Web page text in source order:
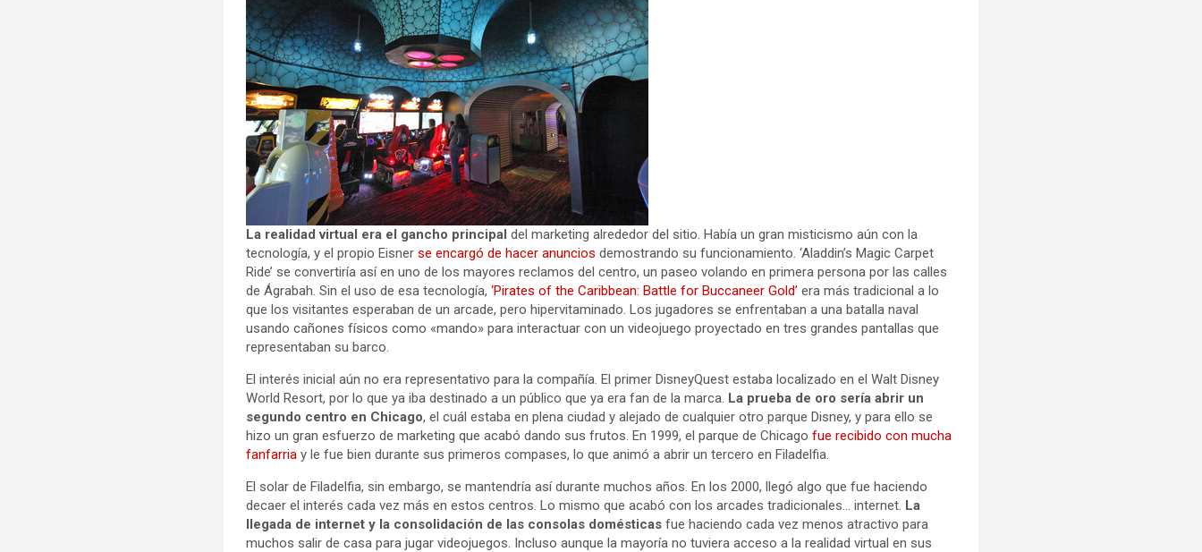
La realidad virtual era el gancho principal del marketing alrededor del sitio. Había un gran misticismo aún con la
tecnología, y el propio Eisnerse encargó de hacer anuncios demostrando su funcionamiento. ‘Aladdin’s Magic Carpet
Ride’ se convertiría así en uno de los mayores reclamos del centro, un paseo volando en primera persona por las calles
de Ágrabah. Sin el uso de esa tecnología,‘Pirates of the Caribbean: Battle for Buccaneer Gold’ era más tradicional a lo
que los visitantes esperaban de un arcade, pero hipervitaminado. Los jugadores se enfrentaban a una batalla naval
usando cañones físicos como «mando» para interactuar con un videojuego proyectado en tres grandes pantallas que
representaban su barco.
El interés inicial aún no era representativo para la compañía. El primer DisneyQuest estaba localizado en el Walt Disney
World Resort, por lo que ya iba destinado a un público que ya era fan de la marca. La prueba de oro sería abrir un
segundo centro en Chicago, el cuál estaba en plena ciudad y alejado de cualquier otro parque Disney, y para ello se
hizo un gran esfuerzo de marketing que acabó dando sus frutos. En 1999, el parque de Chicagofue recibido con mucha
fanfarria y le fue bien durante sus primeros compases, lo que animó a abrir un tercero en Filadelfia.
El solar de Filadelfia, sin embargo, se mantendría así durante muchos años. En los 2000, llegó algo que fue haciendo
decaer el interés cada vez más en estos centros. Lo mismo que acabó con los arcades tradicionales… internet. La
llegada de internet y la consolidación de las consolas domésticas fue haciendo cada vez menos atractivo para
muchos salir de casa para jugar videojuegos. Incluso aunque la mayoría no tuviera acceso a la realidad virtual en sus